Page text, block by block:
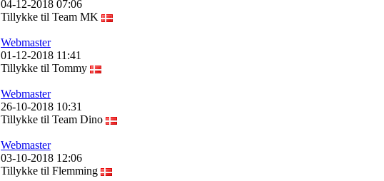
04-12-2018 07:06
Tillykke til Team MK
Webmaster
01-12-2018 11:41
Tillykke til Tommy
Webmaster
26-10-2018 10:31
Tillykke til Team Dino
Webmaster
03-10-2018 12:06
Tillykke til Flemming